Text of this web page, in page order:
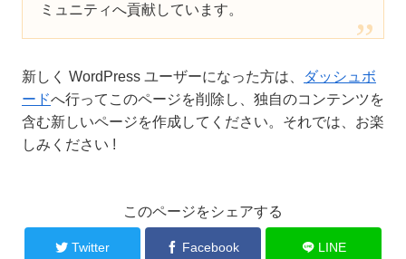
ミュニティへ貢献しています。
新しく WordPress ユーザーになった方は、
ダッシュボ
ードへ行ってこのページを削除し、独自のコンテンツを
含む新しいページを作成してください。それでは、お楽
しみください !
このページをシェアする
Twitter Facebook LINE